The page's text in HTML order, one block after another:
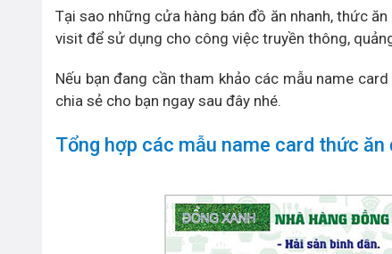
Tại sao những cửa hàng bán đồ ăn nhanh, thức
visit để sử dụng cho công việc truyền thông,
Nếu bạn đang cần tham khảo các mẫu name
chia sẻ cho bạn ngay sau đây nhé.
Tổng hợp các mẫu name card thức